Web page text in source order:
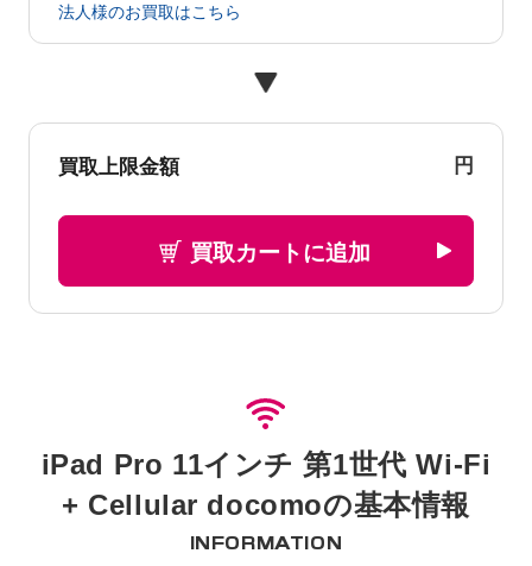
法人様のお買取はこちら
買取上限金額 円
買取カートに追加
iPad Pro 11インチ 第1世代 Wi-Fi
+ Cellular docomoの基本情報
INFORMATION